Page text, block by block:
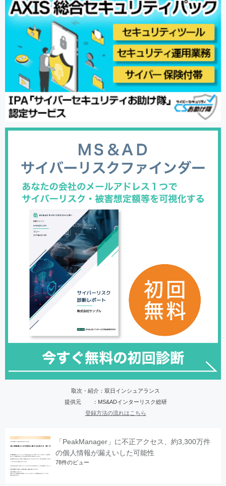
取次・紹介：双日インシュアランス
提供元 ：MS&ADインターリスク総研
登録方法の流れはこちら
「PeakManager」に不正アクセス、約3,300万件
の個人情報が漏えいした可能性
78件のビュー